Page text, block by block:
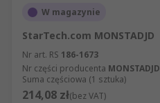
W magazynie
StarTech.com MONSTADJD
Nr art. RS 186-1673
Nr części producenta MONSTADJD
Suma częściowa (1 sztuka)
214,08 zł(bez VAT)